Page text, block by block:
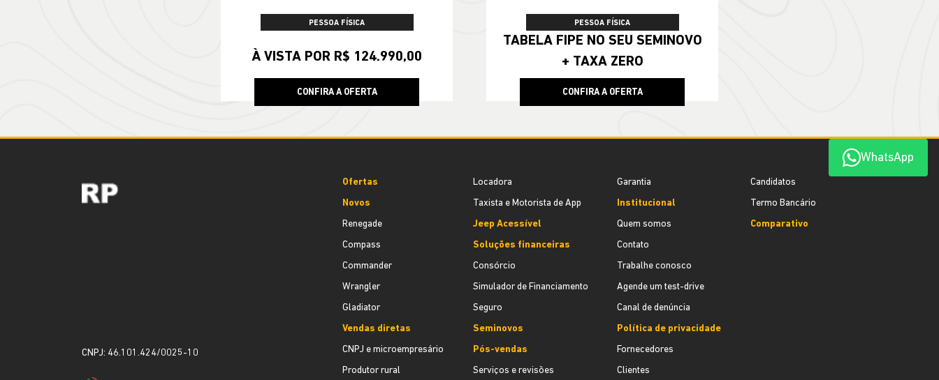
PESSOA FÍSICA
À VISTA POR R$ 124.990,00
CONFIRA A OFERTA
PESSOA FÍSICA
TABELA FIPE NO SEU SEMINOVO
+ TAXA ZERO
CONFIRA A OFERTA
WhatsApp
CNPJ: 46.101.424/0025-10
Ofertas
Novos
Renegade
Compass
Commander
Wrangler
Gladiator
Vendas diretas
CNPJ e microempresário
Produtor rural
Locadora
Taxista e Motorista de App
Jeep Acessível
Soluções financeiras
Consórcio
Simulador de Financiamento
Seguro
Seminovos
Pós-vendas
Serviços e revisões
Garantia
Institucional
Quem somos
Contato
Trabalhe conosco
Agende um test-drive
Canal de denúncia
Política de privacidade
Fornecedores
Clientes
Candidatos
Termo Bancário
Comparativo